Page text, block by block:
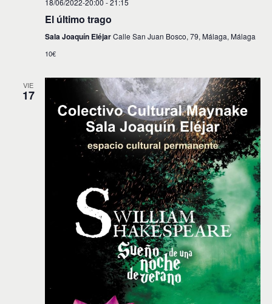
18/06/2022-20:00 -21:15
El último trago
Sala Joaquín EléjarCalle San Juan Bosco, 79, Málaga, Málaga
10€
VIE
17